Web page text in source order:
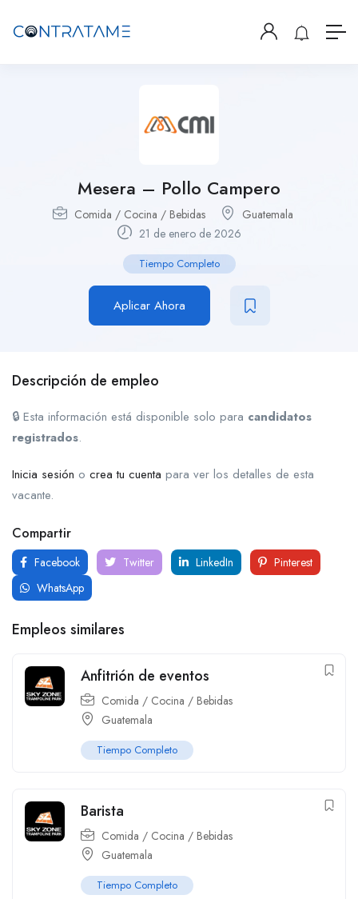
Mesera – Pollo Campero
Comida / Cocina / Bebidas
Guatemala
21 de enero de 2026
Tiempo Completo
Aplicar Ahora
Descripción de empleo
🔒 Esta información está disponible solo para candidatos
registrados.
Inicia sesión o crea tu cuenta para ver los detalles de esta
vacante.
Compartir
Facebook Twitter LinkedIn
Pinterest
WhatsApp
Empleos similares
Anfitrión de eventos
Comida / Cocina / Bebidas
Guatemala
Tiempo Completo
Barista
Comida / Cocina / Bebidas
Guatemala
Tiempo Completo